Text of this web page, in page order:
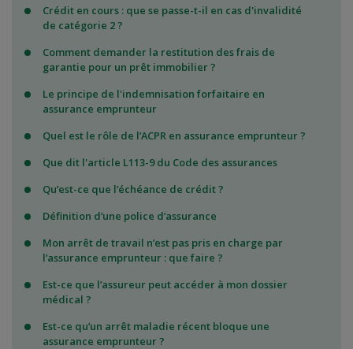
Crédit en cours : que se passe-t-il en cas d'invalidité
de catégorie 2 ?
Comment demander la restitution des frais de
garantie pour un prêt immobilier ?
Le principe de l'indemnisation forfaitaire en
assurance emprunteur
Quel est le rôle de l’ACPR en assurance emprunteur ?
Que dit l'article L113-9 du Code des assurances
Qu’est-ce que l’échéance de crédit ?
Définition d’une police d’assurance
Mon arrêt de travail n’est pas pris en charge par
l’assurance emprunteur : que faire ?
Est-ce que l’assureur peut accéder à mon dossier
médical ?
Est-ce qu’un arrêt maladie récent bloque une
assurance emprunteur ?